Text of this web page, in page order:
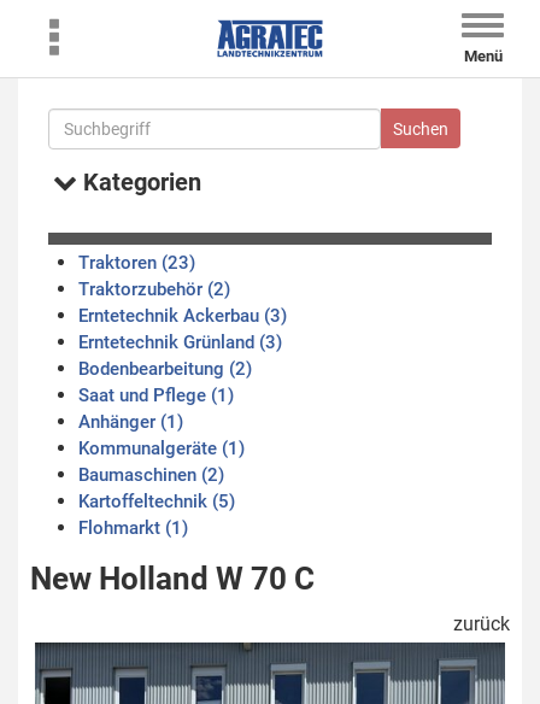
Toggle
Menü
Kategorien
Traktoren (23)
Traktorzubehör (2)
Erntetechnik Ackerbau (3)
Erntetechnik Grünland (3)
Bodenbearbeitung (2)
Saat und Pflege (1)
Anhänger (1)
Kommunalgeräte (1)
Baumaschinen (2)
Kartoffeltechnik (5)
Flohmarkt (1)
New Holland W 70 C
zurück